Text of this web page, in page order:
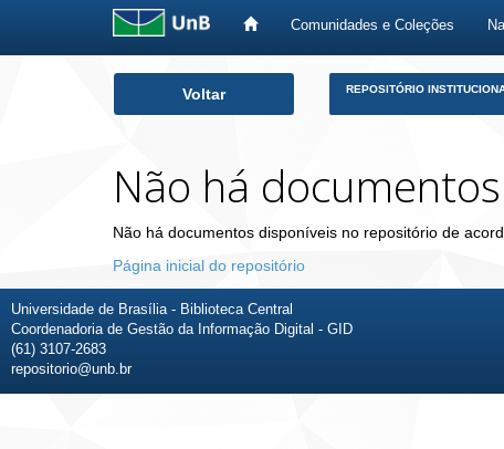
Comunidades e Coleções
Voltar REPOSITÓRIO
Não há documentos
Não há documentos disponíveis no repositório de
Página inicial do repositório
Universidade de Brasília - Biblioteca Central
Coordenadoria de Gestão da Informação Digital - GID
(61) 3107-2683
repositorio@unb.br